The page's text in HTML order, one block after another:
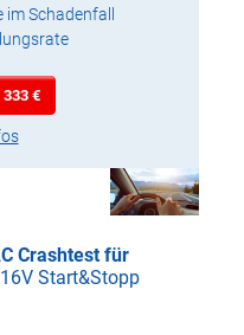
Schadenfall
€
Crashtest für
Start&Stopp